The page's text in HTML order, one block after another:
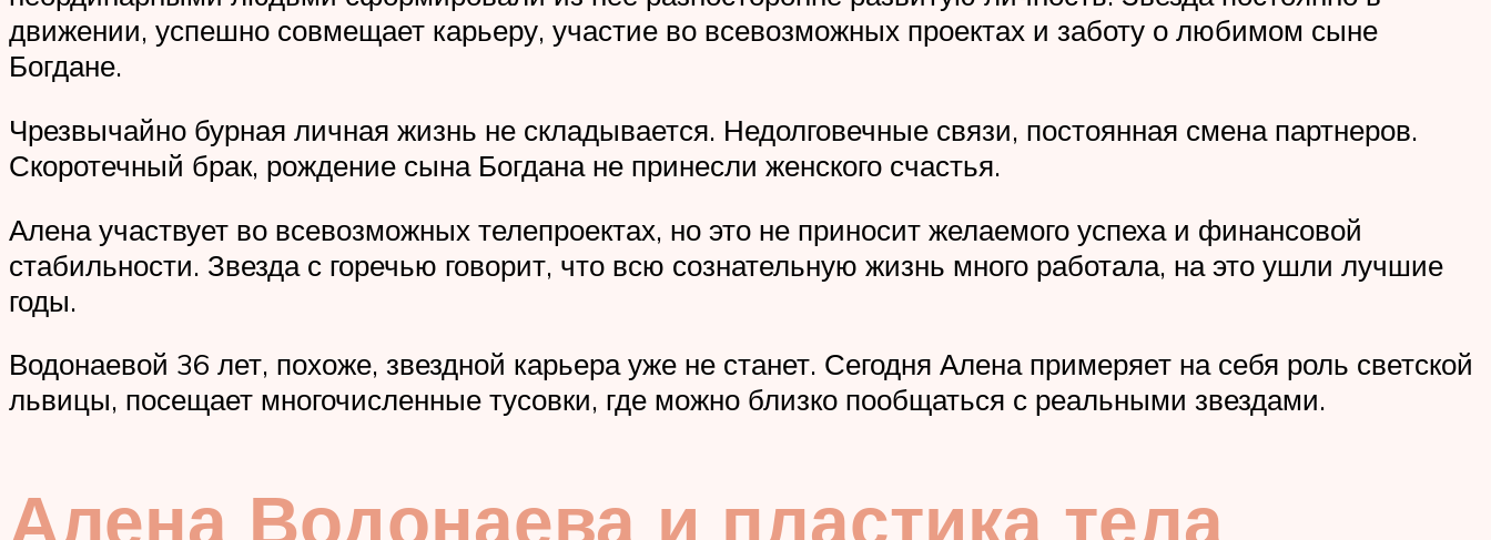
движении, успешно совмещает карьеру, участие во всевозможных проектах и заботу о любимом сыне
Богдане.
Чрезвычайно бурная личная жизнь не складывается. Недолговечные связи, постоянная смена партнеров.
Скоротечный брак, рождение сына Богдана не принесли женского счастья.
Алена участвует во всевозможных телепроектах, но это не приносит желаемого успеха и финансовой
стабильности. Звезда с горечью говорит, что всю сознательную жизнь много работала, на это ушли лучшие
годы.
Водонаевой 36 лет, похоже, звездной карьера уже не станет. Сегодня Алена примеряет на себя роль светской
львицы, посещает многочисленные тусовки, где можно близко пообщаться с реальными звездами.
Алена Водонаева и пластика тела